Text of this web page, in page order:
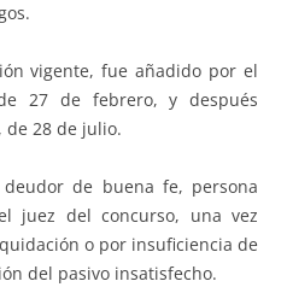
vigente, fue añadido por el
27 de febrero, y después
de 28 de julio.
de buena fe, persona
juez del concurso, una vez
o por insuficiencia de
del pasivo insatisfecho.